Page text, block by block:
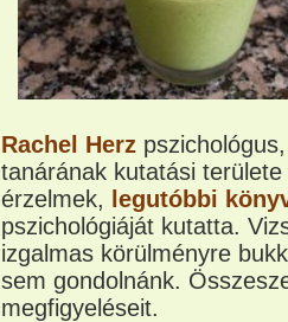
Rachel Herz
tanárának kutatási
érzelmek,
legutóbbi
pszichológiáját kutatta.
izgalmas körülményre
sem gondolnánk.
megfigyeléseit.